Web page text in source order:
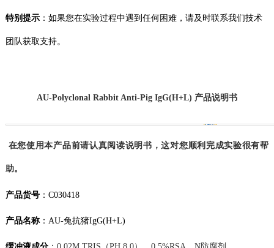
特别提示：如果您在实验过程中遇到任何困难，请及时联系我们技术
团队获取支持。
AU-Polyclonal Rabbit Anti-Pig IgG(H+L) 产品说明书
在您使用本产品前请认真阅读说明书，这对您顺利完成实验很有帮
助。
产品货号： C030418
产品名称： AU-兔抗猪IgG(H+L)